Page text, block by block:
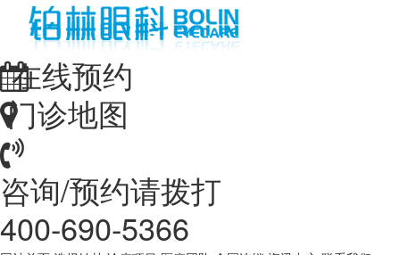
在线预约
门诊地图
咨询/预约请拨打
400-690-5366